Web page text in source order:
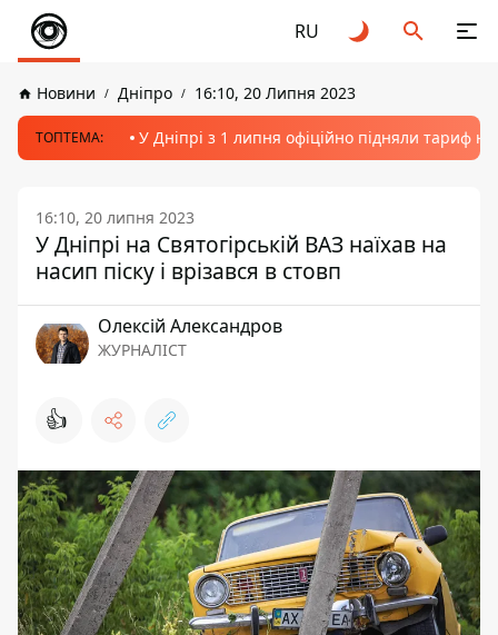
RU
Новини Дніпро 16:10, 20 Липня 2023
ТОПТЕМА: У Дніпрі з 1 липня офіційно підняли тариф
16:10, 20 липня 2023
У Дніпрі на Святогірській ВАЗ наїхав на
насип піску і врізався в стовп
Олексій Александров
ЖУРНАЛІСТ
👍